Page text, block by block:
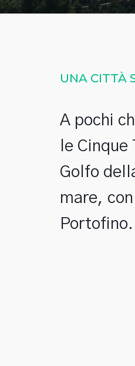
UNA CITTÀ
A pochi
le
Golfo
mare,